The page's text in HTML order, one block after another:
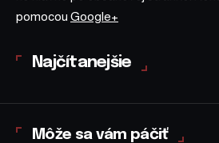
pomocou Google+
Najčítanejšie
Môže sa vám páčiť